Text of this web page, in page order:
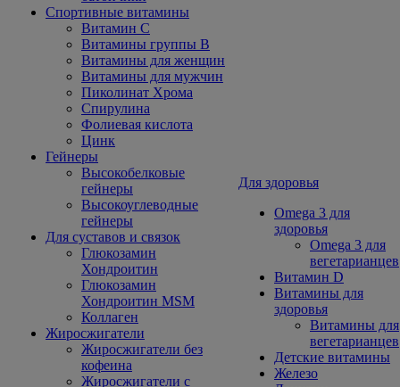
Спортивные витамины
Витамин С
Витамины группы В
Витамины для женщин
Витамины для мужчин
Пиколинат Хрома
Спирулина
Фолиевая кислота
Цинк
Гейнеры
Высокобелковые
гейнеры
Высокоуглеводные
гейнеры
Для суставов и связок
Глюкозамин
Хондроитин
Глюкозамин
Хондроитин MSM
Коллаген
Жиросжигатели
Жиросжигатели без
кофеина
Жиросжигатели с
Для здоровья
Omega 3 для
здоровья
Omega 3 для
вегетарианцев
Витамин D
Витамины для
здоровья
Витамины для
вегетарианцев
Детские витамины
Железо